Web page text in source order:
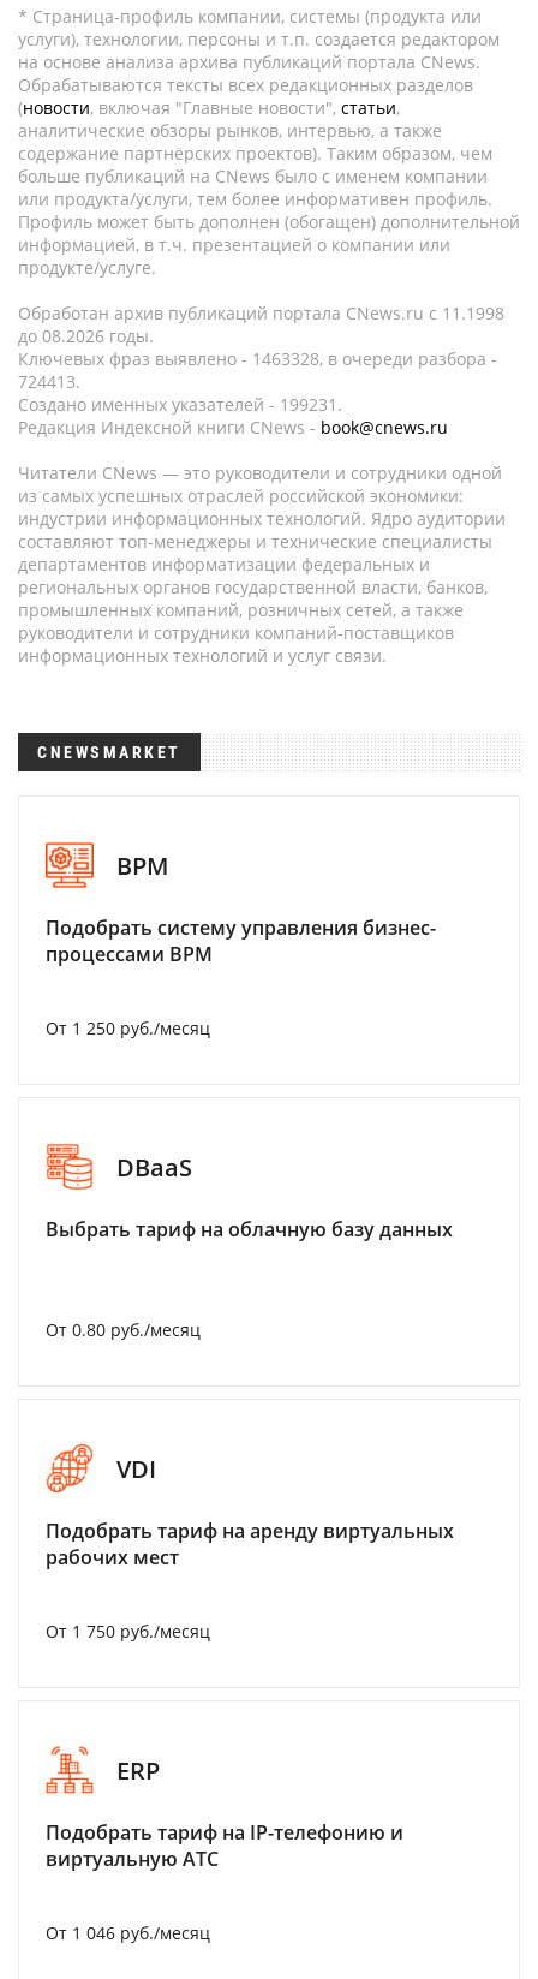
* Страница-профиль компании, системы (продукта или
услуги), технологии, персоны и т.п. создается редактором
на основе анализа архива публикаций портала CNews.
Обрабатываются тексты всех редакционных разделов
(новости, включая "Главные новости", статьи,
аналитические обзоры рынков, интервью, а также
содержание партнёрских проектов). Таким образом, чем
больше публикаций на CNews было с именем компании
или продукта/услуги, тем более информативен профиль.
Профиль может быть дополнен (обогащен) дополнительной
информацией, в т.ч. презентацией о компании или
продукте/услуге.
Обработан архив публикаций портала CNews.ru c 11.1998
до 08.2026 годы.
Ключевых фраз выявлено - 1463328, в очереди разбора -
724413.
Создано именных указателей - 199231.
Редакция Индексной книги CNews - book@cnews.ru
Читатели CNews — это руководители и сотрудники одной
из самых успешных отраслей российской экономики:
индустрии информационных технологий. Ядро аудитории
составляют топ-менеджеры и технические специалисты
департаментов информатизации федеральных и
региональных органов государственной власти, банков,
промышленных компаний, розничных сетей, а также
руководители и сотрудники компаний-поставщиков
информационных технологий и услуг связи.
CNEWSMARKET
BPM
Подобрать систему управления бизнес-
процессами BPM
От 1 250 руб./месяц
DBaaS
Выбрать тариф на облачную базу данных
От 0.80 руб./месяц
VDI
Подобрать тариф на аренду виртуальных
рабочих мест
От 1 750 руб./месяц
ERP
Подобрать тариф на IP-телефонию и
виртуальную АТС
От 1 046 руб./месяц